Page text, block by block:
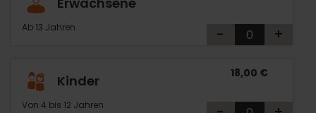
Ab 13 Jahren - +
Kinder
Von 4 bis 12 Jahren
18,00 €